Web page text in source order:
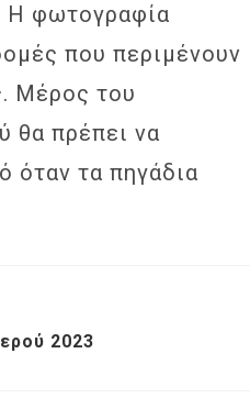
Η φωτογραφία
που περιμένουν
Μέρος του
θα πρέπει να
όταν τα πηγάδια
2023